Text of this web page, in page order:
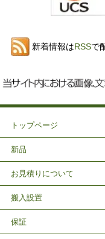
新着情報はRSSで
トップページ
新品
お見積りについて
搬入設置
保証